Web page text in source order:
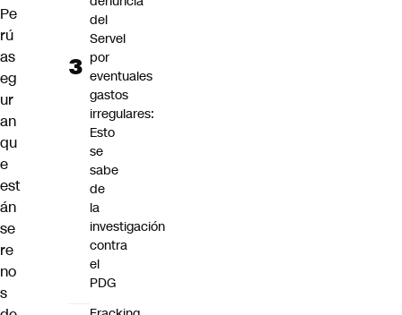
Pe
rú
as
eg
ur
an
qu
e
est
án
se
re
no
s
del
Servel
por
eventuales
gastos
irregulares:
Esto
se
sabe
de
la
investigación
contra
el
PDG